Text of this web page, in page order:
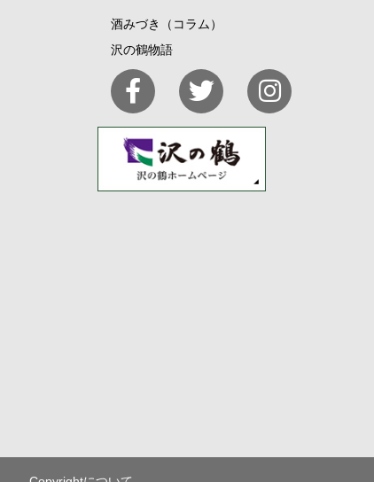
酒みづき（コラム）
沢の鶴物語